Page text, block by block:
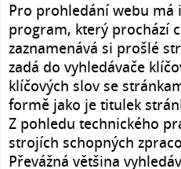
Pro prohledání webu má
program, který prochází
zaznamenává si prošlé
zadá do vyhledávače
klíčových slov se
formě jako je titulek
Z pohledu technického
strojích schopných
Převážná většina